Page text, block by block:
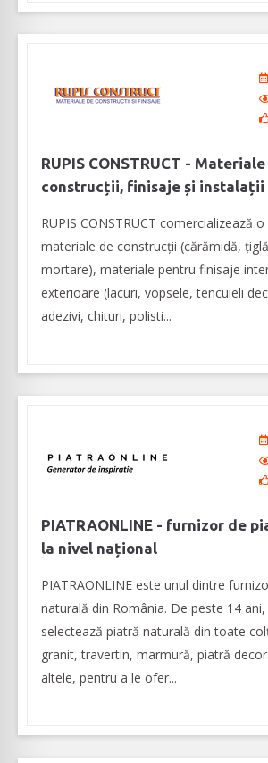
RUPIS CONSTRUCT -
construcții, finisaje și instalații
RUPIS CONSTRUCT comercializează
materiale de construcţii (cărămidă,
mortare), materiale pentru finisaje
exterioare (lacuri, vopsele, tencuieli
adezivi, chituri, polisti...
PIATRAONLINE - furnizor de
la nivel național
PIATRAONLINE este unul dintre
naturală din România. De peste 14
selectează piatră naturală din toate
granit, travertin, marmură, piatră
altele, pentru a le ofer...